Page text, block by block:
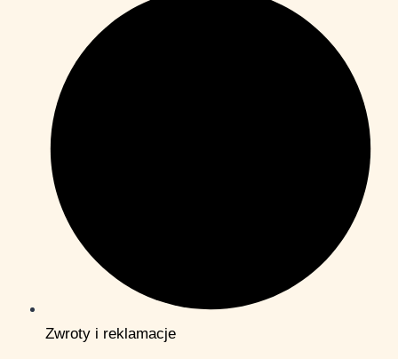
Zwroty i reklamacje